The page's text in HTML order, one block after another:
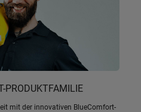
PRODUKTFAMILIE
mit der innovativen BlueComfort-